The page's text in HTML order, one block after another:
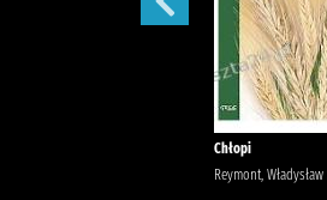
Chłopi
Reymont,